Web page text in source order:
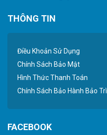
THÔNG TIN
Điều Khoản Sử Dụng
Chính Sách Bảo Mật
Hình Thức Thanh Toán
Chính Sách Bảo Hành Bảo Trì
FACEBOOK